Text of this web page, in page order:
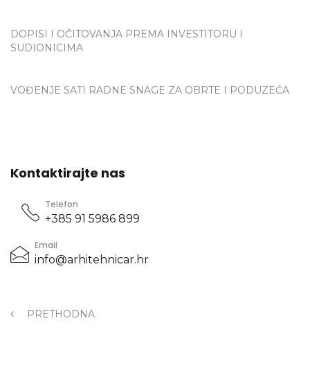
DOPISI I OČITOVANJA PREMA INVESTITORU I
SUDIONICIMA
VOĐENJE SATI RADNE SNAGE ZA OBRTE I PODUZEĆA
Kontaktirajte nas
Telefon
+385 91 5986 899
Email
info@arhitehnicar.hr
PRETHODNA